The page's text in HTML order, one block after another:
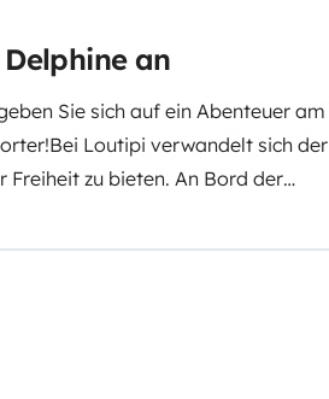
an
Sie sich auf ein Abenteuer am
Bei Loutipi verwandelt sich der
Freiheit zu bieten. An Bord der
Gast von Mutter Natur und
Datenblatt:Peugeot e-